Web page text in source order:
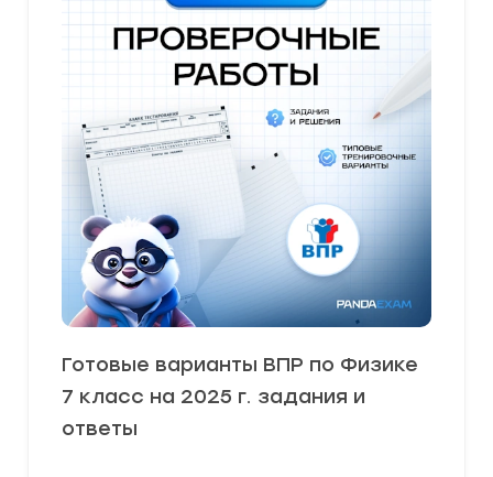
Готовые варианты ВПР по Физике
7 класс на 2025 г. задания и
ответы